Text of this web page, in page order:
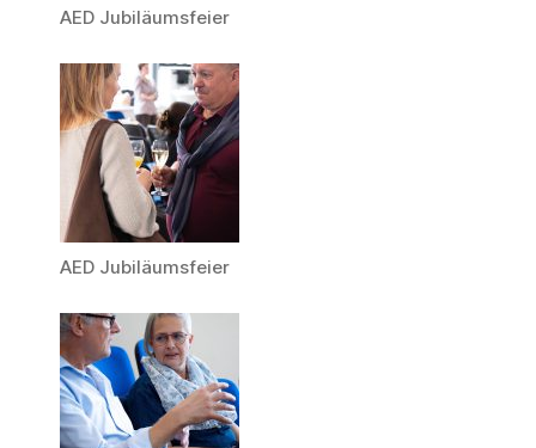
AED Jubiläumsfeier
AED Jubiläumsfeier